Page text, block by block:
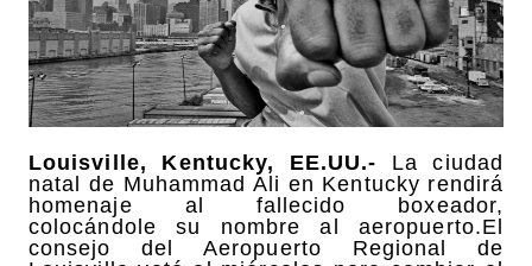
Louisville, Kentucky, EE.UU.- La ciudad
natal de Muhammad Ali en Kentucky rendirá
homenaje al fallecido boxeador,
colocándole su nombre al aeropuerto.El
consejo del Aeropuerto Regional de